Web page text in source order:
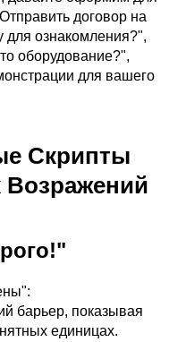
договор на
для ознакомления?",
оборудование?",
для вашего
Скрипты
барьер, показывая
единицах.